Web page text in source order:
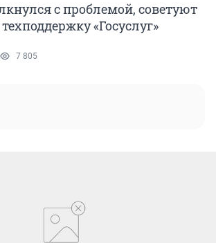
с проблемой, советуют
«Госуслуг»
7 805